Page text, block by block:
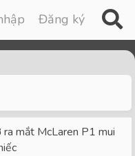
Đăng ký
mắt McLaren P1 mui